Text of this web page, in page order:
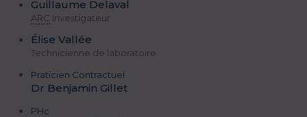
Guillaume Delaval
ARC Investigateur
Élise Vallée
Technicienne de laboratoire
Praticien Contractuel
Dr Benjamin Gillet
PHc